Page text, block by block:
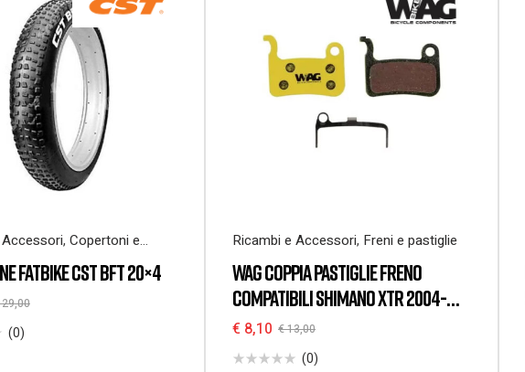
, Copertoni e
FATBIKE CST BFT 20×4
29,00
(0)
Ricambi e Accessori, Freni e pastiglie
WAG COPPIA PASTIGLIE FRENO
COMPATIBILI SHIMANO XTR 2004-
2007 / XT 2004-2007 / LX MESCOLA
ORGANICA
€13,00
€ 8,10
(0)